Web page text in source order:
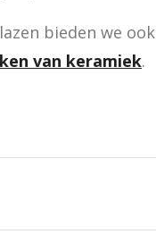
bieden we ook
van keramiek.